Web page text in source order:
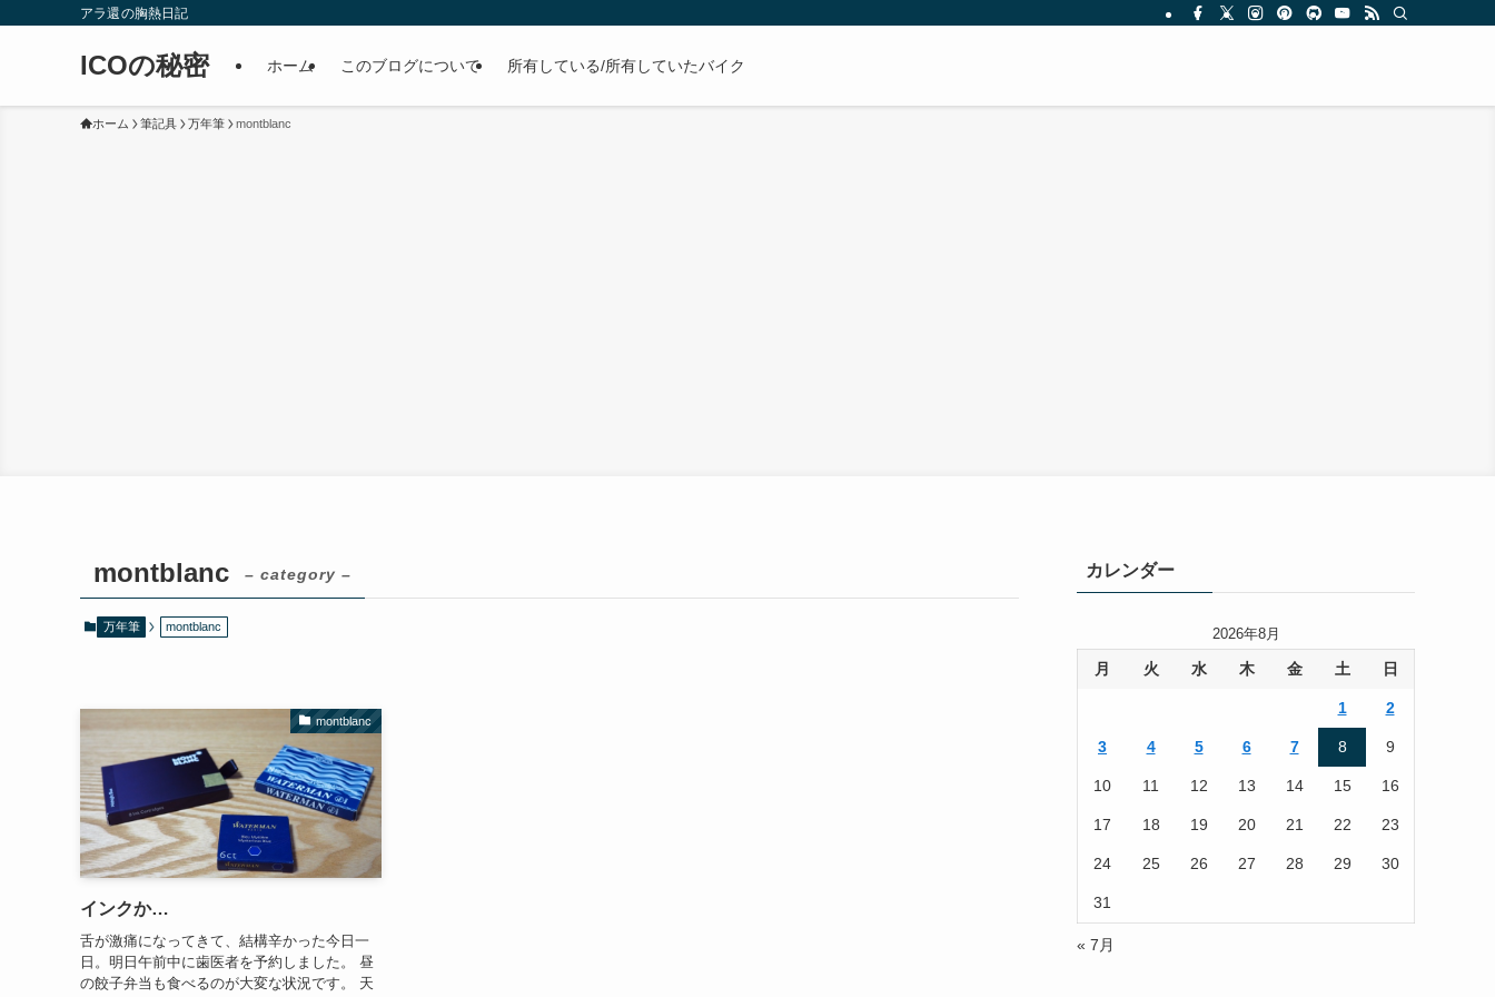
アラ還の胸熱日記
ICOの秘密 ホーム このブログについて 所有している/所有していたバイク
ホーム 筆記具 万年筆 montblanc
montblanc – category –
万年筆 montblanc
montblanc
インクか…
舌が激痛になってきて、結構辛かった今日一
日。明日午前中に歯医者を予約しました。 昼
の餃子弁当も食べるのが大変な状況です。 天
カレンダー
2026年8月
月 火 水 木 金 土 日
1 2
3 4 5 6 7 8 9
10 11 12 13 14 15 16
17 18 19 20 21 22 23
24 25 26 27 28 29 30
31
« 7月